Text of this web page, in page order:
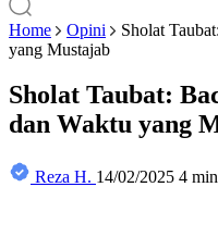
Home Opini
Sholat
yang Mustajab
Sholat Taubat:
dan Waktu yang
Reza H. 14/02/2025 4